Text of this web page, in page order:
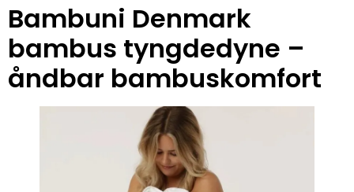
Bambuni Denmark
bambus tyngdedyne –
åndbar bambuskomfort